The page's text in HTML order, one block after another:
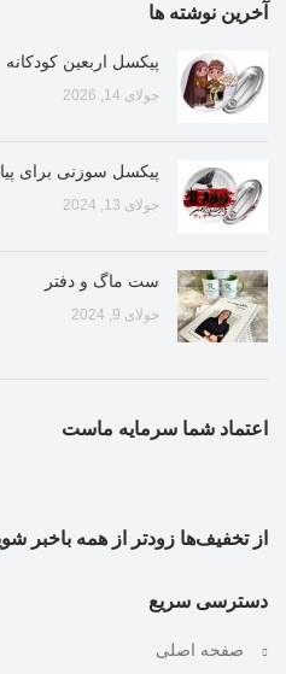
آخرین نوشته ها
پیکسل اربعین کودکانه
جولای 14, 2026
پیکسل سوزنی برای
جولای 13, 2024
ست ماگ و دفتر
جولای 9, 2024
اعتماد شما سرمایه ماست
از تخفیف‌ها زودتر از همه باخبر
دسترسی سریع
صفحه اصلی